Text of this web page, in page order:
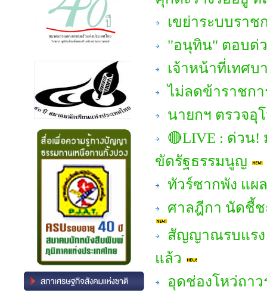
เขย่าระบบราช
"อนุทิน" ตอบด่
เจ้าหน้าที่เทศ
ไม่ลดข้าราชก
นายกฯ ตรวจอุ
🔴LIVE : ด่วน!
ขัดรัฐธรรมนูญ
ทัวร์ซากพัง แผ
ศาลฎีกา นัดชี้ช
สัญญาณรบแรง
แล้ว
อุดช่องโหว่ถาว